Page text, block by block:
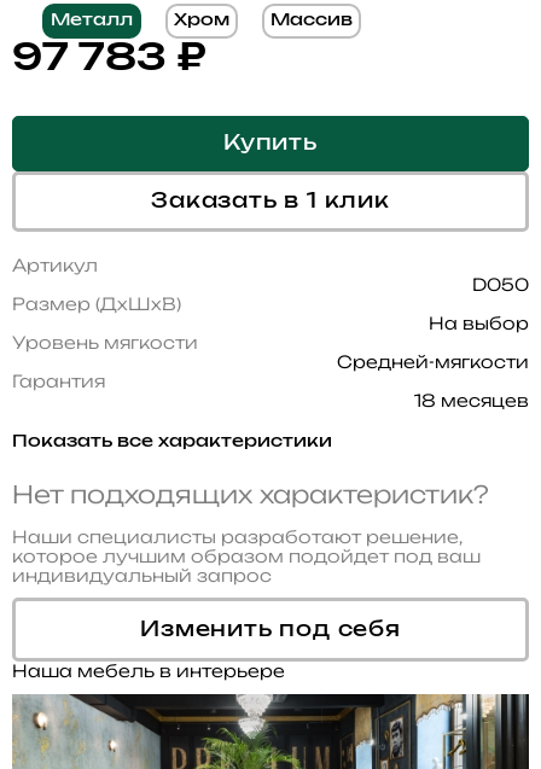
Металл Хром Массив
97 783 ₽
Купить
Заказать в 1 клик
Артикул
D050
Размер (ДхШхВ)
На выбор
Уровень мягкости
Средней-мягкости
Гарантия
18 месяцев
Показать все характеристики
Нет подходящих характеристик?
Наши специалисты разработают решение,
которое лучшим образом подойдет под ваш
индивидуальный запрос
Изменить под себя
Наша мебель в интерьере